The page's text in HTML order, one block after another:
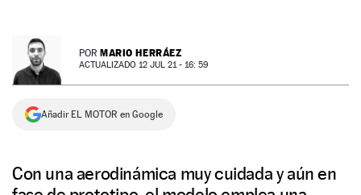
SERVICIOS
NEWSLETTER
SÍGUENOS
POR MARIO HERRÁEZ
ACTUALIZADO 12 JUL 21 - 16: 59
Añadir EL MOTOR en Google
Con una aerodinámica muy cuidada y aún en